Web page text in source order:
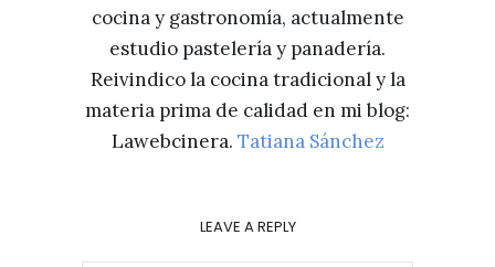
cocina y gastronomía, actualmente
estudio pastelería y panadería.
Reivindico la cocina tradicional y la
materia prima de calidad en mi blog:
Lawebcinera. Tatiana Sánchez
LEAVE A REPLY